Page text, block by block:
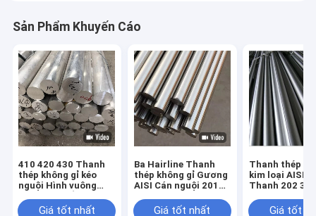
Sản Phẩm Khuyến Cáo
410 420 430 Thanh
thép không gỉ kéo
nguội Hình vuông
ASTM 201 202 301
Giá tốt nhất
Ba Hairline Thanh
thép không gỉ Gương
AISI Cán nguội 201
Giá tốt nhất
Thanh thép
kim loại AISI
Thanh 202
tòa nhàGiá tốt